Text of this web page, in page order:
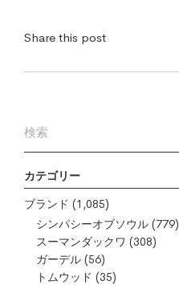
カテゴリー
ブランド (1,085)
シンパシーオブソウル (779)
スーマンダックワ (308)
ガーデル (56)
トムウッド (35)
Share this post